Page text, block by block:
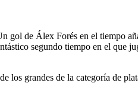
gol de Álex Forés en el tiempo
segundo tiempo en el que
grandes de la categoría de